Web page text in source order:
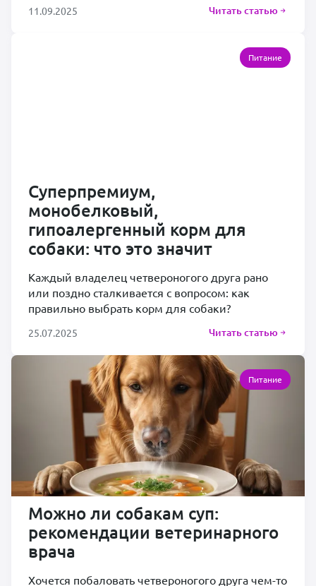
11.09.2025 Читать статью
Суперпремиум,
монобелковый,
гипоалергенный корм для
собаки: что это значит
Каждый владелец четвероногого друга рано
или поздно сталкивается с вопросом: как
правильно выбрать корм для собаки?
25.07.2025 Читать статью
Питание
Можно ли собакам суп:
рекомендации ветеринарного
врача
Хочется побаловать четвероногого друга чем-то
Питание